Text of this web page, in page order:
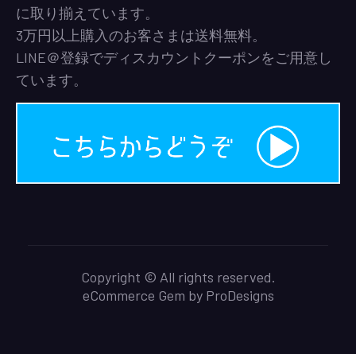
に取り揃えています。
3万円以上購入のお客さまは送料無料。
LINE＠登録でディスカウントクーポンをご用意し
ています。
Copyright © All rights reserved.
eCommerce Gem by ProDesigns